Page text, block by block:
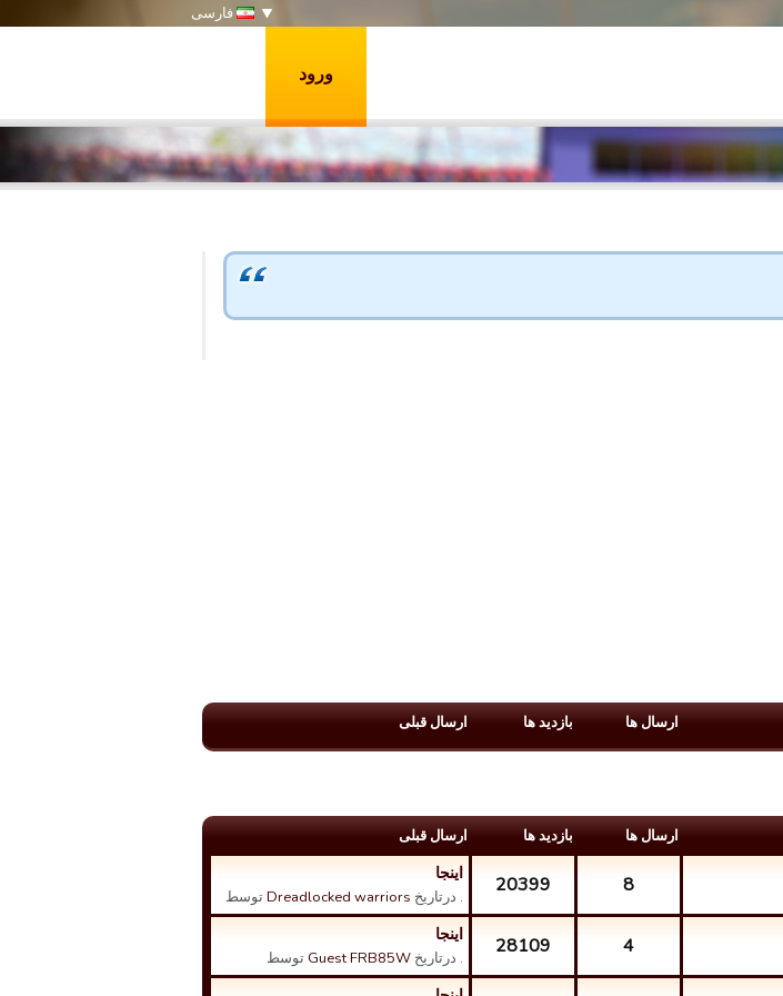
فارسی
ورود
ارسال ها بازدید ها ارسال قبلی
ارسال ها بازدید ها ارسال قبلی
8
20399 اینجا
. درتاریخ Dreadlocked warriorsتوسط
4
28109 اینجا
. درتاریخ Guest FRB85W توسط